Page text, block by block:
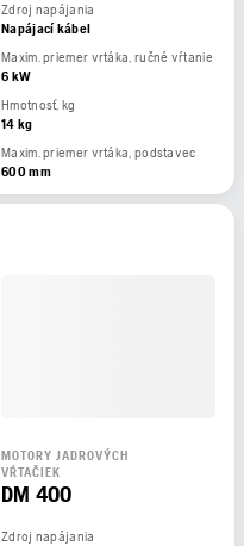
Zdroj napájania
Napájací kábel
Maxim. priemer vrtáka, ručné vŕtanie
6 kW
Hmotnosť, kg
14 kg
Maxim. priemer vrtáka, podstavec
600 mm
MOTORY JADROVÝCH
VŔTAČIEK
DM 400
Zdroj napájania